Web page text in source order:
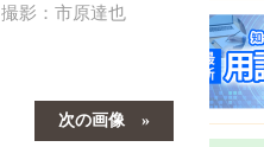
撮影：市原達也
次の画像